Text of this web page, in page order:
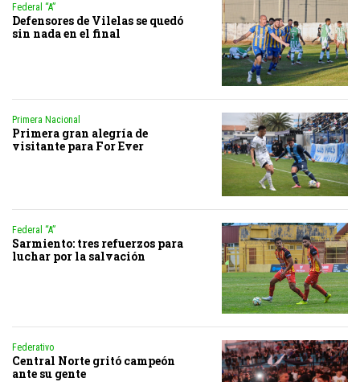
Federal “A”
Defensores de Vilelas se quedó
sin nada en el final
Primera Nacional
Primera gran alegría de
visitante para For Ever
Federal “A”
Sarmiento: tres refuerzos para
luchar por la salvación
Federativo
Central Norte gritó campeón
ante su gente